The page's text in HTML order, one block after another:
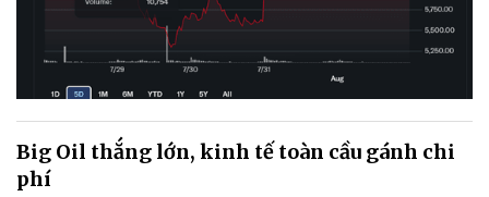
Big Oil thắng lớn, kinh tế toàn cầu gánh chi
phí